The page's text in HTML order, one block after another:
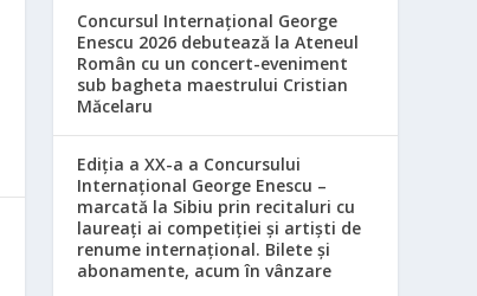
Concursul Internațional George
Enescu 2026 debutează la Ateneul
Român cu un concert-eveniment
sub bagheta maestrului Cristian
Măcelaru
Ediția a XX-a a Concursului
Internațional George Enescu –
marcată la Sibiu prin recitaluri cu
laureați ai competiției și artiști de
renume internațional. Bilete și
abonamente, acum în vânzare